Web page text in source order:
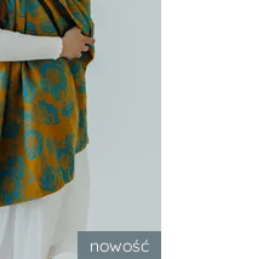
nowość